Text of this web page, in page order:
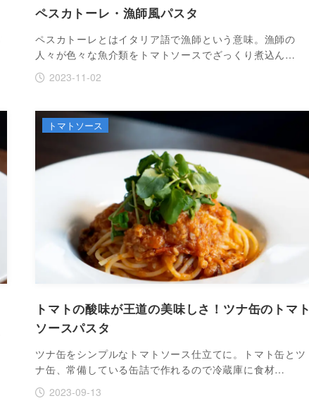
ペスカトーレ・漁師風パスタ
ペスカトーレとはイタリア語で漁師という意味。漁師の
人々が色々な魚介類をトマトソースでざっくり煮込ん…
2023-11-02
トマトの酸味が王道の美味しさ！ツナ缶のトマ
ソースパスタ
ツナ缶をシンプルなトマトソース仕立てに。トマト缶とツ
ナ缶、常備している缶詰で作れるので冷蔵庫に食材…
2023-09-13
トマトソース